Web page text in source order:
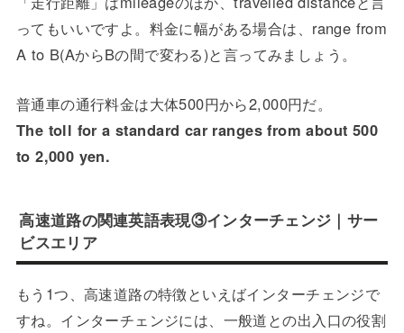
ってもいいですよ。料金に幅がある場合は、range from
A to B(AからBの間で変わる)と言ってみましょう。
普通車の通行料金は大体500円から2,000円だ。
The toll for a standard car ranges from about 500
to 2,000 yen.
高速道路の関連英語表現③インターチェンジ｜サー
ビスエリア
もう1つ、高速道路の特徴といえばインターチェンジで
すね。インターチェンジには、一般道との出入口の役割